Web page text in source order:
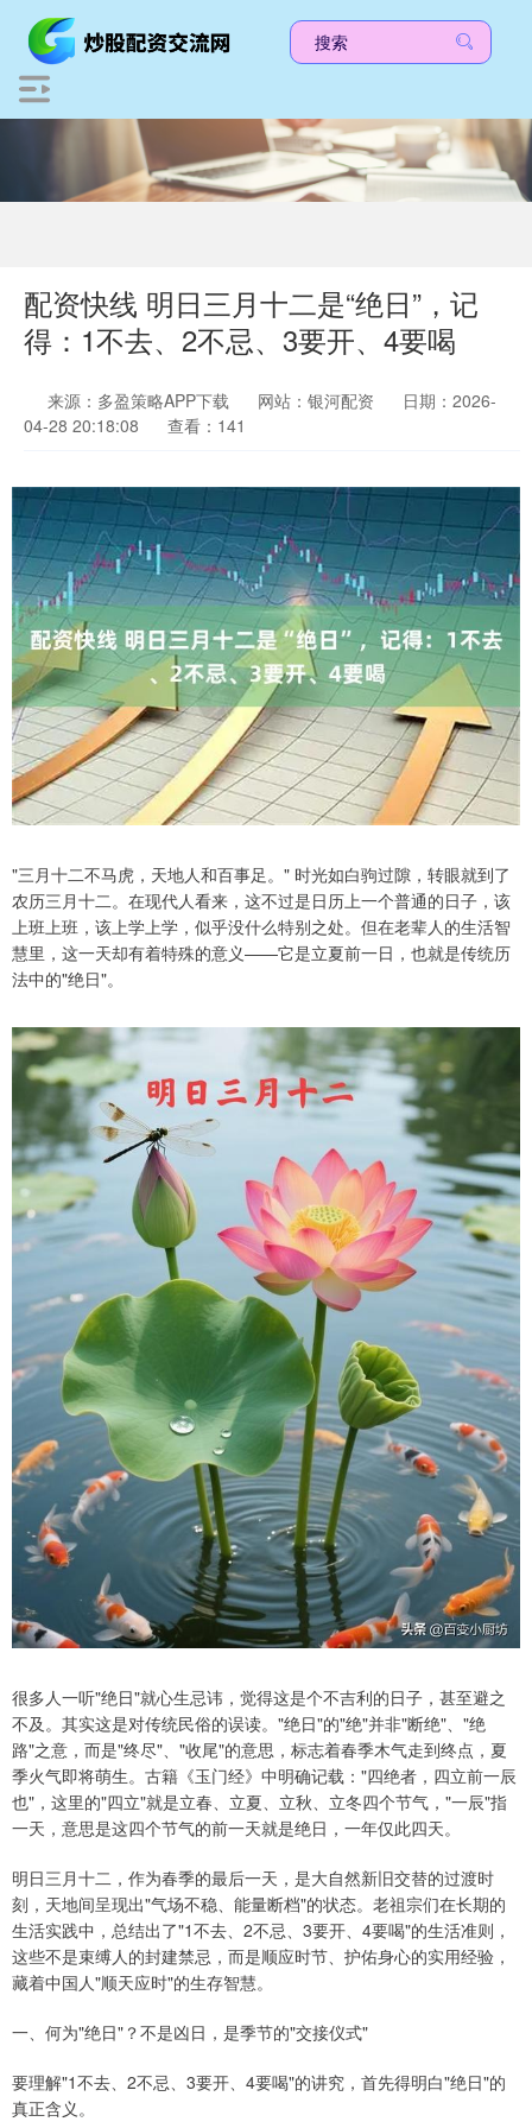
配资快线 明日三月十二是“绝日”，记
得：1不去、2不忌、3要开、4要喝
来源：多盈策略APP下载 网站：银河配资
日期：2026-
04-28 20:18:08
查看：141
"三月十二不马虎，天地人和百事足。" 时光如白驹过隙，转眼就到了
农历三月十二。在现代人看来，这不过是日历上一个普通的日子，该
上班上班，该上学上学，似乎没什么特别之处。但在老辈人的生活智
慧里，这一天却有着特殊的意义——它是立夏前一日，也就是传统历
法中的"绝日"。
很多人一听"绝日"就心生忌讳，觉得这是个不吉利的日子，甚至避之
不及。其实这是对传统民俗的误读。"绝日"的"绝"并非"断绝"、"绝
路"之意，而是"终尽"、"收尾"的意思，标志着春季木气走到终点，夏
季火气即将萌生。古籍《玉门经》中明确记载："四绝者，四立前一辰
也"，这里的"四立"就是立春、立夏、立秋、立冬四个节气，"一辰"指
一天，意思是这四个节气的前一天就是绝日，一年仅此四天。
明日三月十二，作为春季的最后一天，是大自然新旧交替的过渡时
刻，天地间呈现出"气场不稳、能量断档"的状态。老祖宗们在长期的
生活实践中，总结出了"1不去、2不忌、3要开、4要喝"的生活准则，
这些不是束缚人的封建禁忌，而是顺应时节、护佑身心的实用经验，
藏着中国人"顺天应时"的生存智慧。
一、何为"绝日"？不是凶日，是季节的"交接仪式"
要理解"1不去、2不忌、3要开、4要喝"的讲究，首先得明白"绝日"的
真正含义。